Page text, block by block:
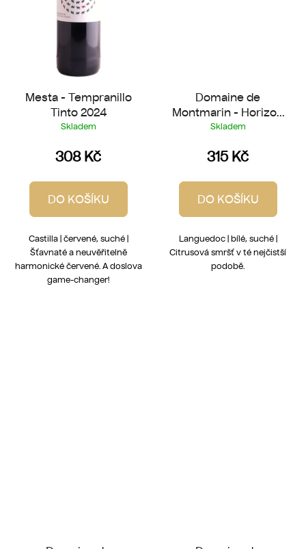
Mesta - Tempranillo
Tinto 2024
Skladem
308 Kč
DO KOŠÍKU
Castilla | červené, suché |
Šťavnaté a neuvěřitelně
harmonické červené. A doslova
game-changer!
Domaine de
Montmarin - Horizon
Blanc 2025
Skladem
315 Kč
DO KOŠÍKU
Languedoc | bílé, suché |
Citrusová smršť v té nejčistší
podobě.